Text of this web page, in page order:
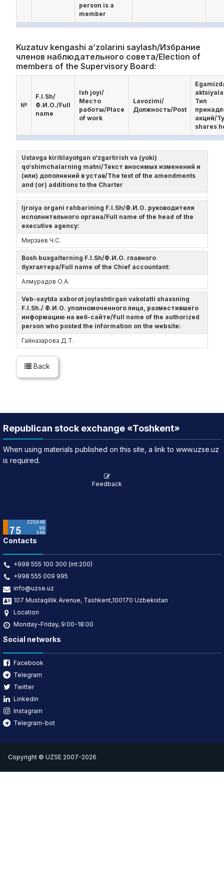
person is a
member
Kuzatuv kengashi a’zolarini saylash/Избрание
членов наблюдательного совета/Election of
members of the Supervisory Board:
№
F.I.Sh/
Ф.И.О./Full
name
Ish joyi/
Место
работы/Place
of work
Lavozimi/
Должность/Post
Тип
акций/
shares
Ustavga kiritilayotgan o‘zgartirish va (yoki)
qo‘shimchalarning matni/Текст вносимых изменений и
(или) дополнений в устав/The text of the amendments
and (or) additions to the Charter
Ijroiya organi rahbarining F.I.Sh/Ф.И.О. руководителя
исполнительного органа/Full name of the head of the
executive agency:
Мирзаев Ч.С.
Bosh buxgalterning F.I.Sh/Ф.И.О. главного
бухгалтера/Full name of the Chief accountant:
Алмурадов О.А.
Veb-saytda axborot joylashtirgan vakolatli shaxsning
F.I.Sh./ Ф.И.О. уполномоченного лица, разместившего
информацию на веб-сайте/Full name of the authorized
person who posted the information on the website:
Гайназарова Д.Т.
Back
Republican stock exchange «Toshkent»
When using materials published on this site, a link to www.uzse.uz
is required.
Feedback
Contacts
+998 555 100 300 (int:200)
+998 555 009 995
info@uzse.uz
107 Mustaqillik Avenue, Tashkent,100170 Uzbekistan
Location
Monday-Friday, 9:00-18:00
Social networks
Facebook
Telegram
Twitter
Linkedin
Instagram
Telegram-bot
Copyright © UZSE 2007-2026